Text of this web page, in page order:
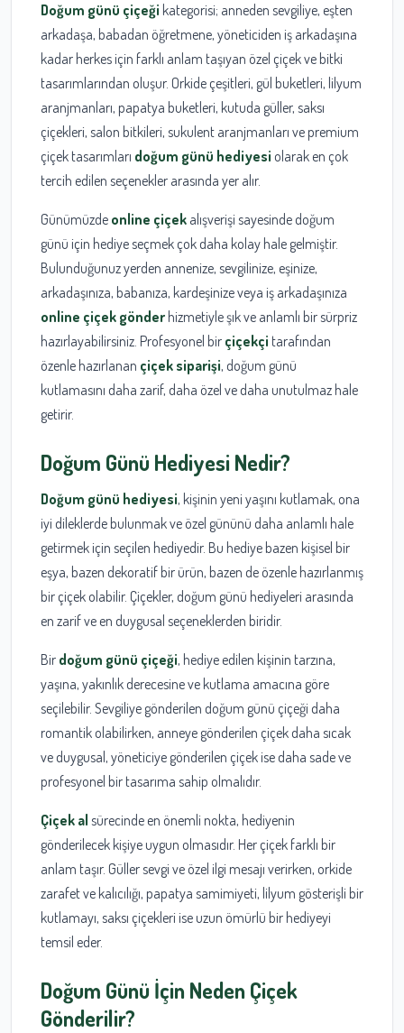
Doğum günü çiçeği kategorisi; anneden sevgiliye, eşten
arkadaşa, babadan öğretmene, yöneticiden iş arkadaşına
kadar herkes için farklı anlam taşıyan özel çiçek ve bitki
tasarımlarından oluşur. Orkide çeşitleri, gül buketleri, lilyum
aranjmanları, papatya buketleri, kutuda güller, saksı
çiçekleri, salon bitkileri, sukulent aranjmanları ve premium
çiçek tasarımları doğum günü hediyesi olarak en çok
tercih edilen seçenekler arasında yer alır.
Günümüzde online çiçek alışverişi sayesinde doğum
günü için hediye seçmek çok daha kolay hale gelmiştir.
Bulunduğunuz yerden annenize, sevgilinize, eşinize,
arkadaşınıza, babanıza, kardeşinize veya iş arkadaşınıza
online çiçek gönder hizmetiyle şık ve anlamlı bir sürpriz
hazırlayabilirsiniz. Profesyonel bir çiçekçi tarafından
özenle hazırlanan çiçek siparişi, doğum günü
kutlamasını daha zarif, daha özel ve daha unutulmaz hale
getirir.
Doğum Günü Hediyesi Nedir?
Doğum günü hediyesi, kişinin yeni yaşını kutlamak, ona
iyi dileklerde bulunmak ve özel gününü daha anlamlı hale
getirmek için seçilen hediyedir. Bu hediye bazen kişisel bir
eşya, bazen dekoratif bir ürün, bazen de özenle hazırlanmış
bir çiçek olabilir. Çiçekler, doğum günü hediyeleri arasında
en zarif ve en duygusal seçeneklerden biridir.
Bir doğum günü çiçeği, hediye edilen kişinin tarzına,
yaşına, yakınlık derecesine ve kutlama amacına göre
seçilebilir. Sevgiliye gönderilen doğum günü çiçeği daha
romantik olabilirken, anneye gönderilen çiçek daha sıcak
ve duygusal, yöneticiye gönderilen çiçek ise daha sade ve
profesyonel bir tasarıma sahip olmalıdır.
Çiçek al sürecinde en önemli nokta, hediyenin
gönderilecek kişiye uygun olmasıdır. Her çiçek farklı bir
anlam taşır. Güller sevgi ve özel ilgi mesajı verirken, orkide
zarafet ve kalıcılığı, papatya samimiyeti, lilyum gösterişli bir
kutlamayı, saksı çiçekleri ise uzun ömürlü bir hediyeyi
temsil eder.
Doğum Günü İçin Neden Çiçek
Gönderilir?